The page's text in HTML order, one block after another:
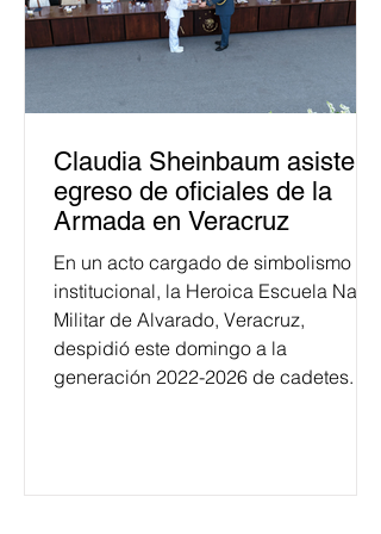
Claudia Sheinbaum asiste a
egreso de oficiales de la
Armada en Veracruz
En un acto cargado de simbolismo
institucional, la Heroica Escuela Naval
Militar de Alvarado, Veracruz,
despidió este domingo a la
generación 2022-2026 de cadetes.